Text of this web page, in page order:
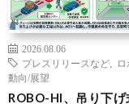
2026.08.06
プレスリリースなど
ロ
動向/展望
ROBO-HI、吊り下